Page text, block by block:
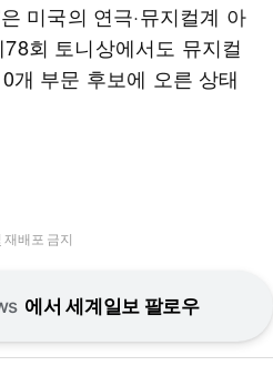
미국의 연극·뮤지컬계 아
회 토니상에서도 뮤지컬
개 부문 후보에 오른 상태
배포 금지
에서 세계일보 팔로우